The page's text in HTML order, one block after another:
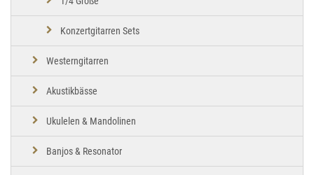
Konzertgitarren Sets
Westerngitarren
Akustikbässe
Ukulelen & Mandolinen
Banjos & Resonator